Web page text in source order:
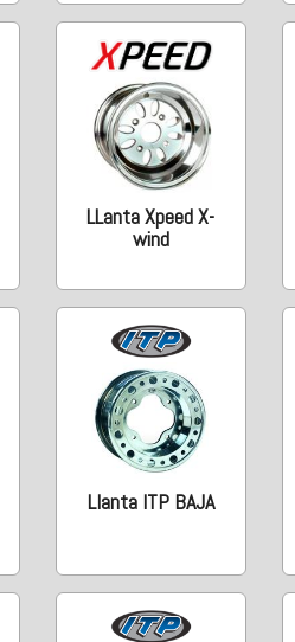
LLanta Xpeed X-
wind
Llanta ITP BAJA